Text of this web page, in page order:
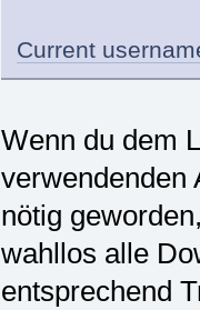
Current
Wenn du dem
verwendenden
nötig
wahllos alle
entsprechend